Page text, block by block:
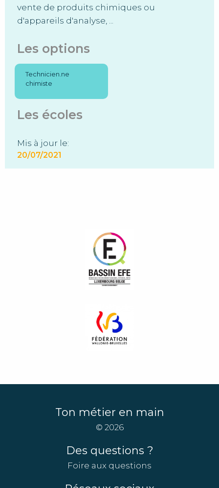
vente de produits chimiques ou
d'appareils d'analyse, ...
Les options
Technicien.ne
chimiste
Les écoles
Mis à jour le:
20/07/2021
Ton métier en main
© 2026
Des questions ?
Foire aux questions